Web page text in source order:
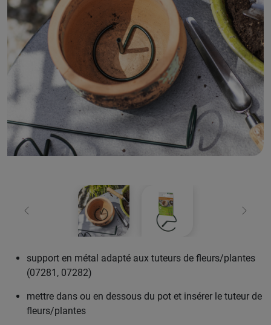
retour
support en métal adapté aux tuteurs de fleurs/plantes
(07281, 07282)
mettre dans ou en dessous du pot et insérer le tuteur de
fleurs/plantes